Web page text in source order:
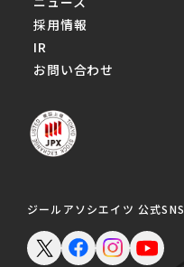
採用情報
IR
お問い合わせ
ジールアソシエイツ 公式SNS